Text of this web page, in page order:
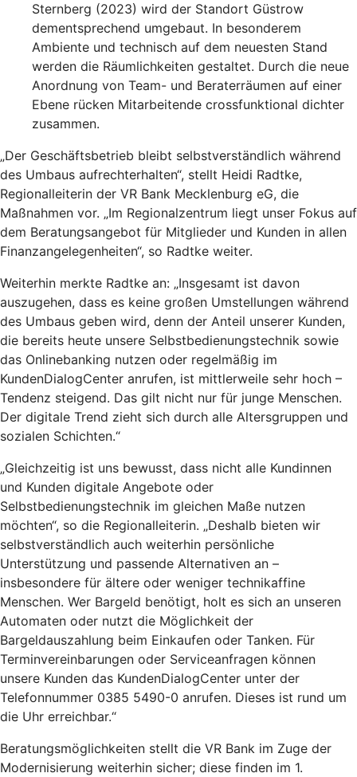
Sternberg (2023) wird der Standort Güstrow
dementsprechend umgebaut. In besonderem
Ambiente und technisch auf dem neuesten Stand
werden die Räumlichkeiten gestaltet. Durch die neue
Anordnung von Team- und Beraterräumen auf einer
Ebene rücken Mitarbeitende crossfunktional dichter
zusammen.
„Der Geschäftsbetrieb bleibt selbstverständlich während
des Umbaus aufrechterhalten“, stellt Heidi Radtke,
Regionalleiterin der VR Bank Mecklenburg eG, die
Maßnahmen vor. „Im Regionalzentrum liegt unser Fokus auf
dem Beratungsangebot für Mitglieder und Kunden in allen
Finanzangelegenheiten“, so Radtke weiter.
Weiterhin merkte Radtke an: „Insgesamt ist davon
auszugehen, dass es keine großen Umstellungen während
des Umbaus geben wird, denn der Anteil unserer Kunden,
die bereits heute unsere Selbstbedienungstechnik sowie
das Onlinebanking nutzen oder regelmäßig im
KundenDialogCenter anrufen, ist mittlerweile sehr hoch –
Tendenz steigend. Das gilt nicht nur für junge Menschen.
Der digitale Trend zieht sich durch alle Altersgruppen und
sozialen Schichten.“
„Gleichzeitig ist uns bewusst, dass nicht alle Kundinnen
und Kunden digitale Angebote oder
Selbstbedienungstechnik im gleichen Maße nutzen
möchten“, so die Regionalleiterin. „Deshalb bieten wir
selbstverständlich auch weiterhin persönliche
Unterstützung und passende Alternativen an –
insbesondere für ältere oder weniger technikaffine
Menschen. Wer Bargeld benötigt, holt es sich an unseren
Automaten oder nutzt die Möglichkeit der
Bargeldauszahlung beim Einkaufen oder Tanken. Für
Terminvereinbarungen oder Serviceanfragen können
unsere Kunden das KundenDialogCenter unter der
Telefonnummer 0385 5490-0 anrufen. Dieses ist rund um
die Uhr erreichbar.“
Beratungsmöglichkeiten stellt die VR Bank im Zuge der
Modernisierung weiterhin sicher; diese finden im 1.